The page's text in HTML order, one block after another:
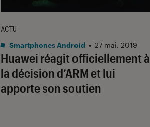
Huawei réagit officiellement à
la décision d’ARM et lui
apporte son soutien
ACTU
Smartphones Android • 27 mai. 2019